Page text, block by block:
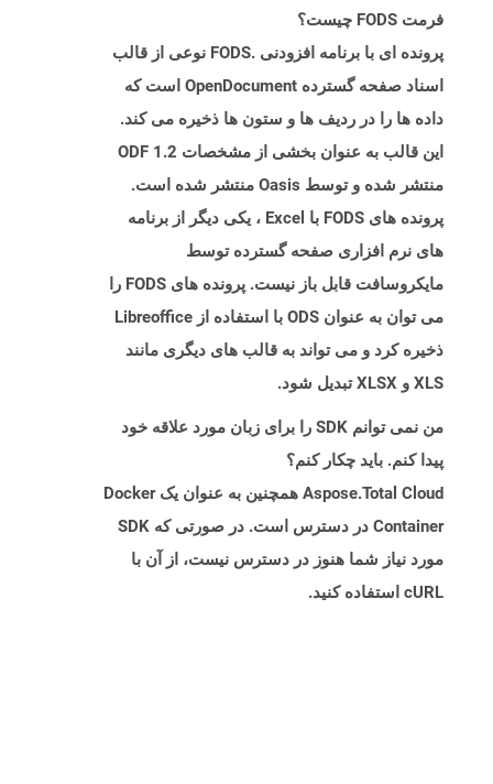
فرمت FODS چیست؟
پرونده ای با برنامه افزودنی .FODS نوعی از قالب
اسناد صفحه گسترده OpenDocument است که
داده ها را در ردیف ها و ستون ها ذخیره می کند.
این قالب به عنوان بخشی از مشخصات ODF 1.2
منتشر شده و توسط Oasis منتشر شده است.
پرونده های FODS با Excel ، یکی دیگر از برنامه
های نرم افزاری صفحه گسترده توسط
مایکروسافت قابل باز نیست. پرونده های FODS را
می توان به عنوان ODS با استفاده از Libreoffice
ذخیره کرد و می تواند به قالب های دیگری مانند
XLS و XLSX تبدیل شود.
من نمی توانم SDK را برای زبان مورد علاقه خود
پیدا کنم. باید چکار کنم؟
Aspose.Total Cloud همچنین به عنوان یک Docker
Container در دسترس است. در صورتی که SDK
مورد نیاز شما هنوز در دسترس نیست، از آن با
cURL استفاده کنید.